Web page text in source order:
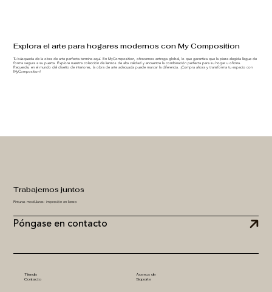
Tu búsqueda de la obra de arte perfecta termina aquí. En MyComposition, ofrecemos entrega global, lo que garantiza que la pieza elegida llegue de
forma segura a su puerta. Explore nuestra colección de lienzos de alta calidad y encuentre la combinación perfecta para su hogar u oficina.
Recuerde, en el mundo del diseño de interiores, la obra de arte adecuada puede marcar la diferencia. ¡Compra ahora y transforma tu espacio con
MyComposition!
Explora el arte para hogares modernos con My Composition
Póngase en contacto
Pinturas modulares: impresión en lienzo
Trabajemos juntos
Tienda
Acerca de
Contacto
Soporte